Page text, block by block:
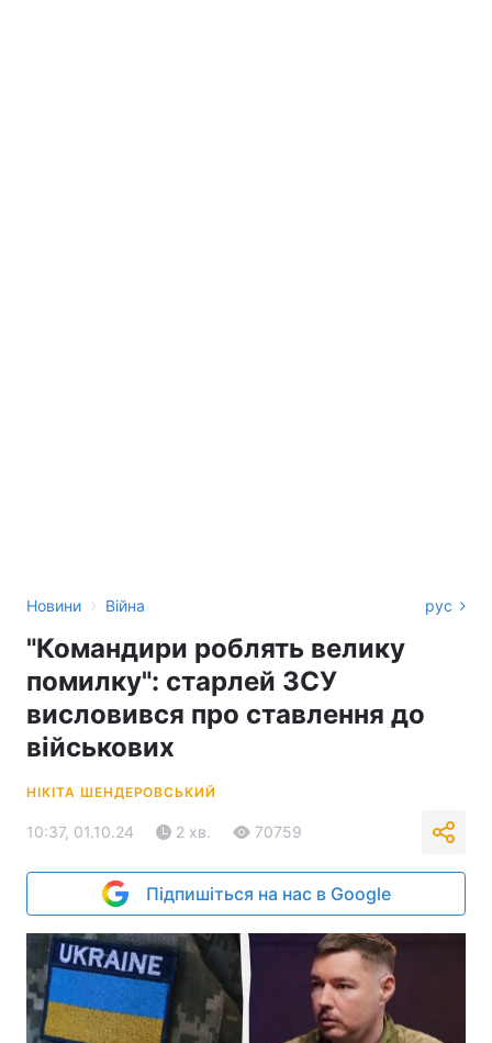
Новини › Війна рус
"Командири роблять велику
помилку": старлей ЗСУ
висловився про ставлення до
військових
НІКІТА ШЕНДЕРОВСЬКИЙ
10:37, 01.10.24 2 хв. 70759
Підпишіться на нас в Google